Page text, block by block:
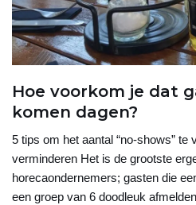
Hoe voorkom je dat
komen dagen?
5 tips om het aantal “no-shows” te
verminderen Het is de grootste
horecaondernemers; gasten die
een groep van 6 doodleuk